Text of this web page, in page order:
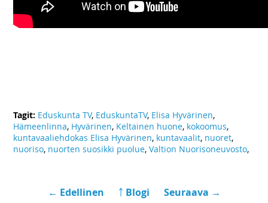
Tagit: Eduskunta TV, EduskuntaTV, Elisa Hyvärinen,
Hämeenlinna, Hyvärinen, Keltainen huone, kokoomus,
kuntavaaliehdokas Elisa Hyvärinen, kuntavaalit, nuoret,
nuoriso, nuorten suosikki puolue,Valtion Nuorisoneuvosto,
← Edellinen ￪ Blogi Seuraava →